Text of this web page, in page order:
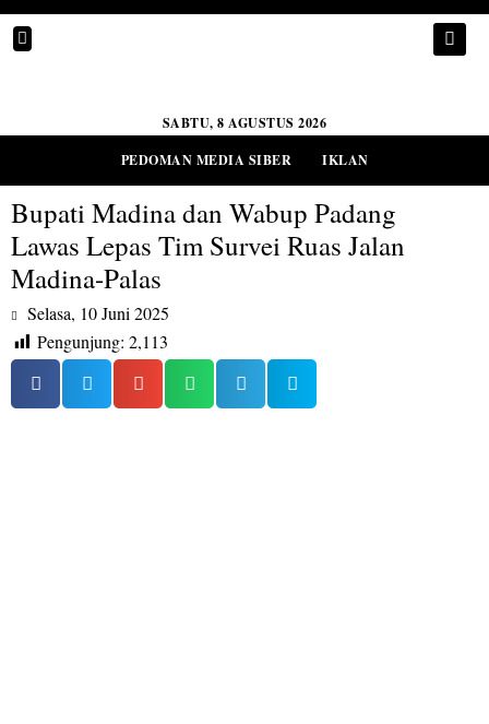
SABTU, 8 AGUSTUS 2026
PEDOMAN MEDIA SIBER
IKLAN
Bupati Madina dan Wabup Padang
Lawas Lepas Tim Survei Ruas Jalan
Madina-Palas
Selasa, 10 Juni 2025
Pengunjung: 2,113